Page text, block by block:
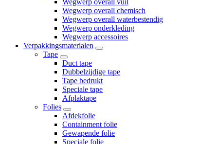
Wegwerp overall vuil
Wegwerp overall chemisch
Wegwerp overall waterbestendig
Wegwerp onderkleding
Wegwerp accessoires
Verpakkingsmaterialen
Tape
Duct tape
Dubbelzijdige tape
Tape bedrukt
Speciale tape
Afplaktape
Folies
Afdekfolie
Containment folie
Gewapende folie
Speciale folie